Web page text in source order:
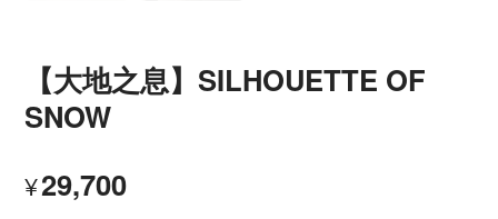
【大地之息】SILHOUETTE OF
SNOW
¥29,700